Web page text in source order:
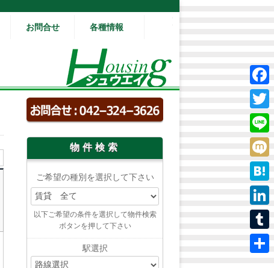
お問合せ 各種情報
物件検索
ご希望の種別を選択して下さい
以下ご希望の条件を選択して物件検索
ボタンを押して下さい
駅選択
Mixi